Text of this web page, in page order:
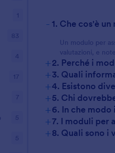
- 1. Che cos'è
Un modulo per
valutazioni, e
+2. Perché i
+3. Quali
+4. Esistono
+5. Chi
+6. In che
+7. I moduli per
+8. Quali sono i
1
83
4
17
7
5
5